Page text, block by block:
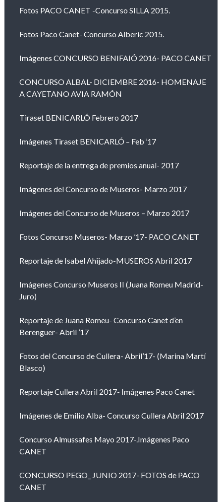
Fotos PACO CANET -Concurso SILLA 2015.
Fotos Paco Canet- Concurso Alberic 2015.
Imágenes CONCURSO BENIFAIÓ 2016- PACO CANET
CONCURSO ALBAL- DICIEMBRE 2016- HOMENAJE
A CAYETANO AVIA RAMÓN
Tiraset BENICARLÓ Febrero 2017
Imágenes Tiraset BENICARLÓ – Feb ’17
Reportaje de la entrega de premios anual- 2017
Imágenes del Concurso de Museros- Marzo 2017
Imágenes del Concurso de Museros – Marzo 2017
Fotos Concurso Museros- Marzo ’17- PACO CANET
Reportaje de Isabel Ahijado-MUSEROS Abril 2017
Imágenes Concurso Museros II (Juana Romeu Madrid-
Juro)
Reportaje de Juana Romeu- Concurso Canet d’en
Berenguer- Abril ’17
Fotos del Concurso de Cullera- Abril’17- (Marina Martí
Blasco)
Reportaje Cullera Abril 2017- Imágenes Paco Canet
Imágenes de Emilio Alba- Concurso Cullera Abril 2017
Concurso Almussafes Mayo 2017-.Imágenes Paco
CANET
CONCURSO PEGO_ JUNIO 2017- FOTOS de PACO
CANET